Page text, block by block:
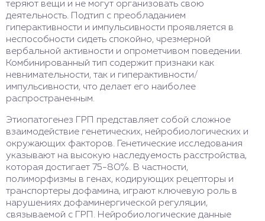
теряют вещи и не могут организовать свою
деятельность. Подтип с преобладанием
гиперактивности и импульсивности проявляется в
неспособности сидеть спокойно, чрезмерной
вербальной активности и опрометчивом поведении.
Комбинированный тип содержит признаки как
невнимательности, так и гиперактивности/
импульсивности, что делает его наиболее
распространенным.
Этиопатогенез ГРП представляет собой сложное
взаимодействие генетических, нейробиологических и
окружающих факторов. Генетические исследования
указывают на высокую наследуемость расстройства,
которая достигает 75-80%. В частности,
полиморфизмы в генах, кодирующих рецепторы и
транспортеры дофамина, играют ключевую роль в
нарушениях дофаминергической регуляции,
связываемой с ГРП. Нейробиологические данные